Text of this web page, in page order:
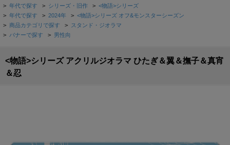
> 年代で探す > シリーズ・旧作 > <物語>シリーズ
> 年代で探す > 2024年 > <物語>シリーズ オフ&モンスターシーズン
> 商品カテゴリで探す > スタンド・ジオラマ
> バナーで探す > 男性向
<物語>シリーズ アクリルジオラマ ひたぎ＆翼＆撫子＆真宵
＆忍